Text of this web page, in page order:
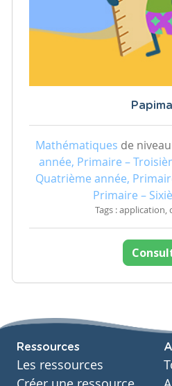
Mathématiques de niveau
année, Primaire –
Quatrième année,
Primaire –
Tags : application,
Ressources
Les ressources